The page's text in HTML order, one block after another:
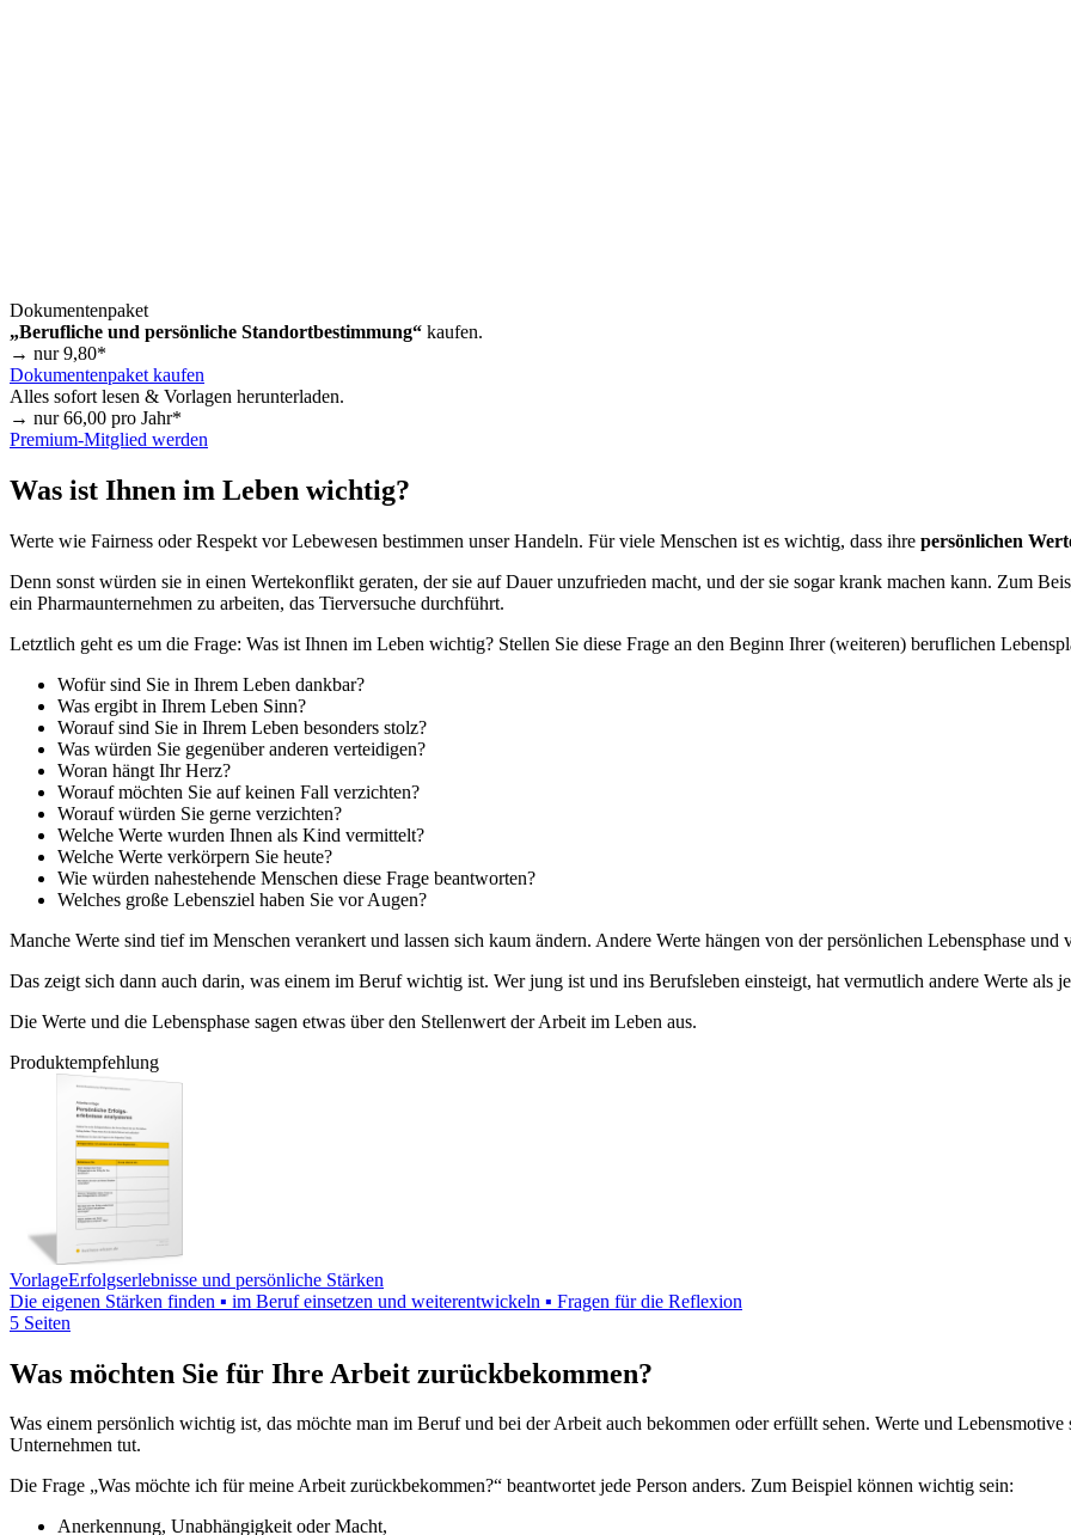
Dokumentenpaket
„Berufliche und persönliche Standortbestimmung“ kaufen.
→ nur9,80*
Dokumentenpaket kaufen
Alles sofort lesen & Vorlagen herunterladen.
→ nur66,00 pro Jahr*
Premium-Mitglied werden
Was ist Ihnen im Leben wichtig?
Werte wie Fairness oder Respekt vor Lebewesen bestimmen unser Handeln. Für viele Menschen ist es wichtig, dass ihre persönlichen
Denn sonst würden sie in einen Wertekonflikt geraten, der sie auf Dauer unzufrieden macht, und der sie sogar krank machen kann. Zum
ein Pharmaunternehmen zu arbeiten, das Tierversuche durchführt.
Letztlich geht es um die Frage: Was ist Ihnen im Leben wichtig? Stellen Sie diese Frage an den Beginn Ihrer (weiteren) beruflichen
Wofür sind Sie in Ihrem Leben dankbar?
Was ergibt in Ihrem Leben Sinn?
Worauf sind Sie in Ihrem Leben besonders stolz?
Was würden Sie gegenüber anderen verteidigen?
Woran hängt Ihr Herz?
Worauf möchten Sie auf keinen Fall verzichten?
Worauf würden Sie gerne verzichten?
Welche Werte wurden Ihnen als Kind vermittelt?
Welche Werte verkörpern Sie heute?
Wie würden nahestehende Menschen diese Frage beantworten?
Welches große Lebensziel haben Sie vor Augen?
Manche Werte sind tief im Menschen verankert und lassen sich kaum ändern. Andere Werte hängen von der persönlichen Lebensphase
Das zeigt sich dann auch darin, was einem im Beruf wichtig ist. Wer jung ist und ins Berufsleben einsteigt, hat vermutlich andere Werte als
Die Werte und die Lebensphase sagen etwas über den Stellenwert der Arbeit im Leben aus.
Produktempfehlung
VorlageErfolgserlebnisse und persönliche Stärken
Die eigenen Stärken finden ▪ im Beruf einsetzen und weiterentwickeln ▪ Fragen für die Reflexion
5 Seiten
Was möchten Sie für Ihre Arbeit zurückbekommen?
Was einem persönlich wichtig ist, das möchte man im Beruf und bei der Arbeit auch bekommen oder erfüllt sehen. Werte und
Unternehmen tut.
Die Frage „Was möchte ich für meine Arbeit zurückbekommen?“ beantwortet jede Person anders. Zum Beispiel können wichtig sein:
Anerkennung, Unabhängigkeit oder Macht,